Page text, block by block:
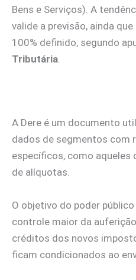
Bens e Serviços). A
valide a previsão, ainda
100% definido, segundo
Tributária.
A Dere é um documento
dados de segmentos com
específicos, como aqueles
de alíquotas.
O objetivo do poder
controle maior da
créditos dos novos
ficam condicionados ao